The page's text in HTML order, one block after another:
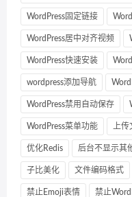
WordPress固定链接
WordPress居中对齐视频
WordPress快速安装
wordpress添加导航
WordPress禁用自动保存
WordPress菜单功能 上
优化Redis 后台不显示其
子比美化 文件编码格式
禁止Emoji表情 禁止